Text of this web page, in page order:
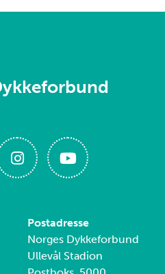
Postadresse
Norges Dykkeforbund
Ullevål Stadion